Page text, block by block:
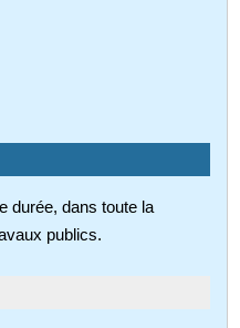
durée, dans toute la
publics.